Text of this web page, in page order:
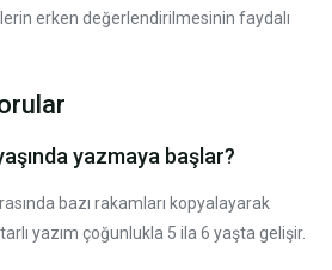
erken değerlendirilmesinin faydalı
yazmaya başlar?
bazı rakamları kopyalayarak
yazım çoğunlukla 5 ila 6 yaşta gelişir.